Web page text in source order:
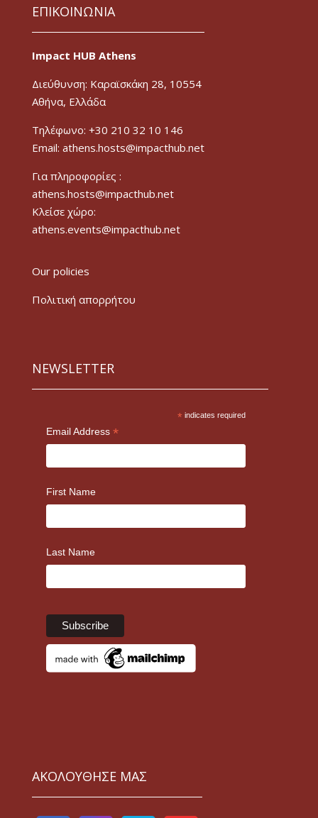
ΕΠΙΚΟΙΝΩΝΙΑ
Impact HUB Athens
Διεύθυνση: Καραϊσκάκη 28, 10554
Αθήνα, Ελλάδα
Τηλέφωνο: +30 210 32 10 146
Email: athens.hosts@impacthub.net
Για πληροφορίες :
athens.hosts@impacthub.net
Κλείσε χώρο:
athens.events@impacthub.net
Our policies
Πολιτική απορρήτου
NEWSLETTER
* indicates required
Email Address *
First Name
Last Name
ΑΚΟΛΟΥΘΗΣΕ ΜΑΣ